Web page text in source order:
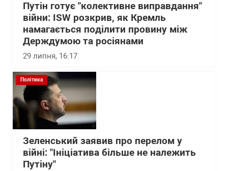
Путін готує "колективне виправдання"
війни: ISW розкрив, як Кремль
намагається поділити провину між
Держдумою та росіянами
29 липня, 16:17
Політика
Зеленський заявив про перелом у
війні: "Ініціатива більше не належить
Путіну"